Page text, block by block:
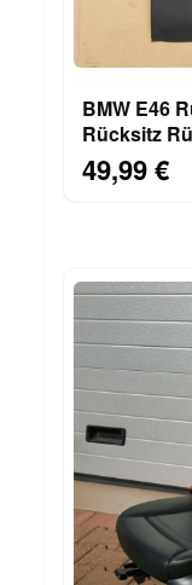
BMW E46
Rücksitz
Raute
49,99 €